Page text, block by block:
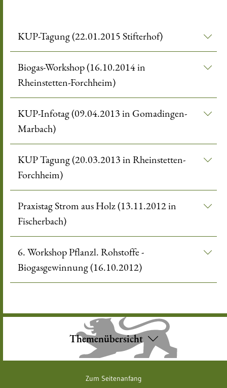
KUP-Tagung (22.01.2015 Stifterhof)
Biogas-Workshop (16.10.2014 in
Rheinstetten-Forchheim)
KUP-Infotag (09.04.2013 in Gomadingen-
Marbach)
KUP Tagung (20.03.2013 in Rheinstetten-
Forchheim)
Praxistag Strom aus Holz (13.11.2012 in
Fischerbach)
6. Workshop Pflanzl. Rohstoffe -
Biogasgewinnung (16.10.2012)
Themenübersicht
Zum Seitenanfang